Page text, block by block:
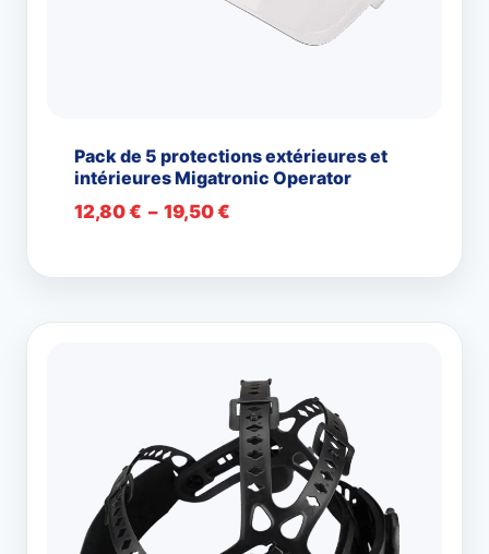
Pack de 5 protections extérieures et
intérieures Migatronic Operator
12,80€ – 19,50€Plage
à